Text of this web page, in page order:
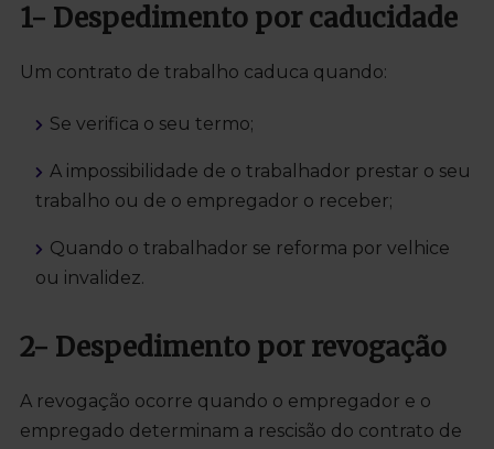
1- Despedimento por caducidade
Um contrato de trabalho caduca quando:
Se verifica o seu termo;
A impossibilidade de o trabalhador prestar o seu
trabalho ou de o empregador o receber;
Quando o trabalhador se reforma por velhice
ou invalidez.
2- Despedimento por revogação
A revogação ocorre quando o empregador e o
empregado determinam a rescisão do contrato de